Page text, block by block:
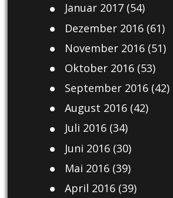
Januar 2017(54)
Dezember 2016(61)
November 2016(51)
Oktober 2016(53)
September 2016(42)
August 2016(42)
Juli 2016(34)
Juni 2016(30)
Mai 2016(39)
April 2016(39)